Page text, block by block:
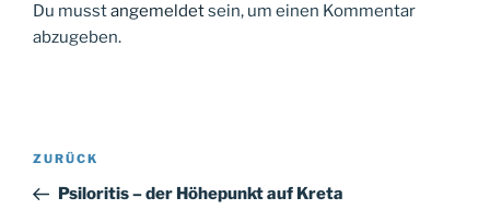
Du musstangemeldetsein, um einen Kommentar
abzugeben.
Beitragsnavigation
Vorheriger
Beitrag
ZURÜCK
Psiloritis – der Höhepunkt auf Kreta